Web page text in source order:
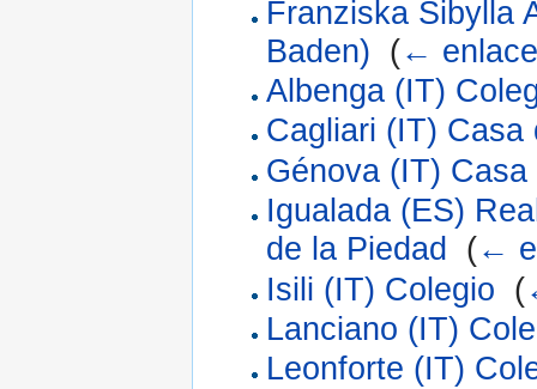
Franziska Sibylla
Baden) (←
Albenga (IT)
Cagliari (IT) Casa
Génova (IT)
Igualada (ES)
de la Piedad
(←
Isili (IT) Colegio (
Lanciano (IT)
Leonforte (IT)